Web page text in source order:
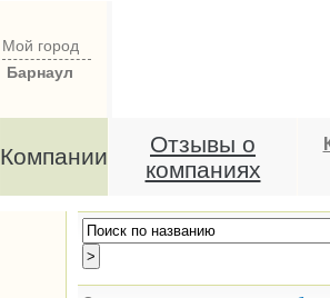
Мой город
Барнаул
Компании
Отзывы о
компаниях